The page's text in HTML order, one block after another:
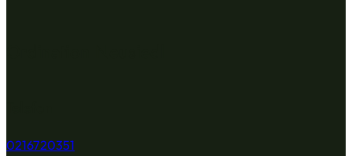
0216720351